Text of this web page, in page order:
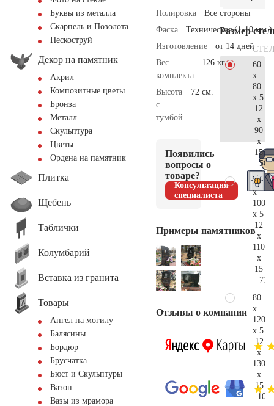
Буквы из металла
Скарпель и Позолота
Пескоструй
Декор на памятник
Акрил
Композитные цветы
Бронза
Металл
Скульптура
Цветы
Ордена на памятник
Плитка
Щебень
Таблички
Колумбарий
Вставка из гранита
Товары
Ангел на могилу
Балясины
Бордюр
Брусчатка
Бюст и Скульптуры
Вазон
Вазы из мрамора
Полировка
Все стороны
Фаска
Техническая (1-10 мм.)
Изготовление
от 14 дней
Вес
комплекта
126 кг.
Высота
с
тумбой
72 см.
Появились
вопросы о
товаре?
Консультация
специалиста
Примеры памятников
Отзывы о компании
Размер
60
x
80
x 5
12
x
90
x
15
70
x
100
x 5
12
x
110
x
15
80
x
120
x 5
12
x
130
x
15